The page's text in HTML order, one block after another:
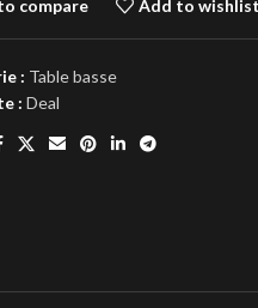
compare Add to
: Table basse
: Deal